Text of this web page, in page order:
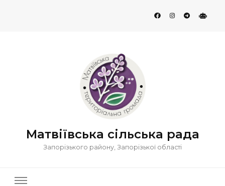
Матвіївська сільська рада
Запорізького району, Запорізької області